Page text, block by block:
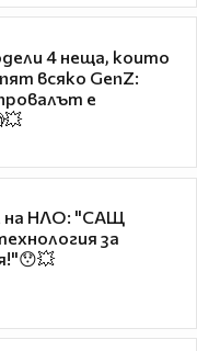
4 неща, които
всяко GenZ:
е
на НЛО: "САЩ
за